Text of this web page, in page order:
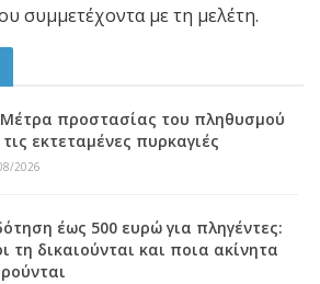
συμμετέχοντα με τη μελέτη.
Μέτρα προστασίας του πληθυσμού
εκτεταμένες πυρκαγιές
2026
έως 500 ευρώ για πληγέντες:
τη δικαιούνται και ποια ακίνητα